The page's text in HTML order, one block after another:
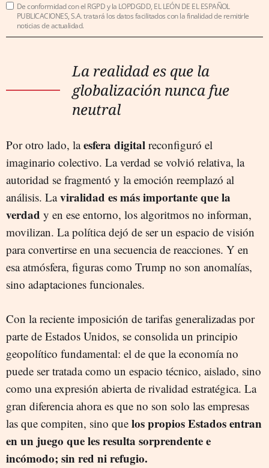
De conformidad con el RGPD y la LOPDGDD, EL LEÓN DE EL ESPAÑOL
PUBLICACIONES, S.A. tratará los datos facilitados con la finalidad de remitirle
noticias de actualidad.
La realidad es que la
globalización nunca fue
neutral
Por otro lado, laesfera digital reconfiguró el
imaginario colectivo. La verdad se volvió relativa, la
autoridad se fragmentó y la emoción reemplazó al
análisis. Laviralidad es más importante que la
verdad y en ese entorno, los algoritmos no informan,
movilizan. La política dejó de ser un espacio de visión
para convertirse en una secuencia de reacciones. Y en
esa atmósfera, figuras como Trump no son anomalías,
sino adaptaciones funcionales.
Con la reciente imposición de tarifas generalizadas por
parte de Estados Unidos, se consolida un principio
geopolítico fundamental: el de que la economía no
puede ser tratada como un espacio técnico, aislado, sino
como una expresión abierta de rivalidad estratégica. La
gran diferencia ahora es que no son solo las empresas
las que compiten, sino que los propios Estados entran
en un juego que les resulta sorprendente e
incómodo; sin red ni refugio.